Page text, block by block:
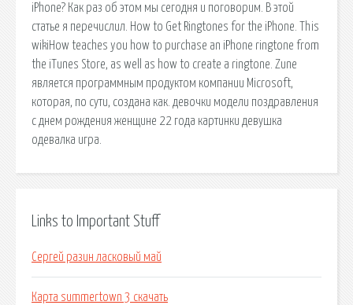
iPhone? Как раз об этом мы сегодня и поговорим. В этой
статье я перечислил. How to Get Ringtones for the iPhone. This
wikiHow teaches you how to purchase an iPhone ringtone from
the iTunes Store, as well as how to create a ringtone. Zune
является программным продуктом компании Microsoft,
которая, по сути, создана как. девочки модели поздравления
с днем рождения женщине 22 года картинки девушка
одевалка игра.
Links to Important Stuff
Сергей разин ласковый май
Карта summertown 3 скачать